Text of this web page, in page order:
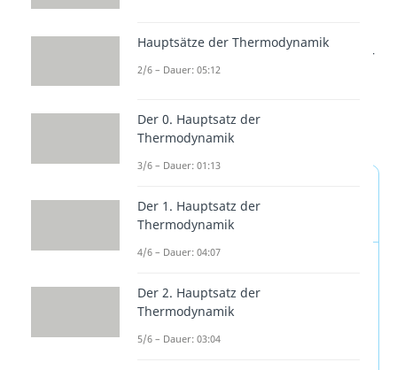
Entropiesatz der
Wärmetheorem
Thermodynamik
von 3 Hauptsätzen die Rede.
Das liegt daran, dass der
nullte Hauptsatz
Hauptsätze der Thermodynamik
2/6 – Dauer: 05:12
Der 0. Hauptsatz der
Thermodynamik
3/6 – Dauer: 01:13
Der 1. Hauptsatz der
Thermodynamik
4/6 – Dauer: 04:07
Der 2. Hauptsatz der
Thermodynamik
5/6 – Dauer: 03:04